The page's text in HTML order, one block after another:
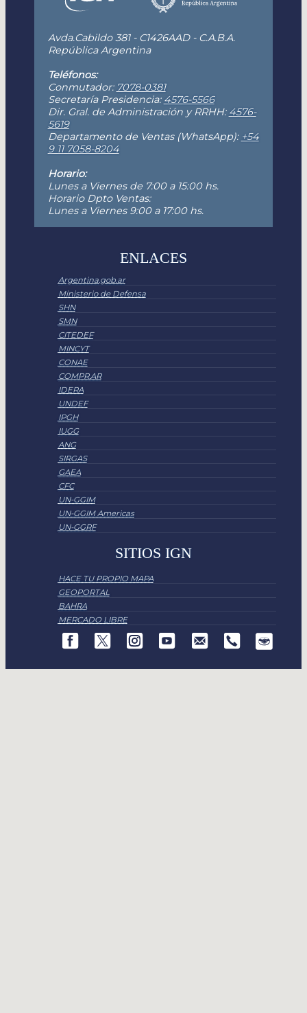
Avda.Cabildo 381 - C1426AAD - C.A.B.A.
República Argentina
Teléfonos:
Conmutador: 7078-0381
Secretaría Presidencia: 4576-5566
Dir. Gral. de Administración y RRHH: 4576-
5619
Departamento de Ventas (WhatsApp): +54
9 11 7058-8204
Horario:
Lunes a Viernes de 7:00 a 15:00 hs.
Horario Dpto Ventas:
Lunes a Viernes 9:00 a 17:00 hs.
ENLACES
Argentina.gob.ar
Ministerio de Defensa
SHN
SMN
CITEDEF
MINCYT
CONAE
COMPR.AR
IDERA
UNDEF
IPGH
IUGG
ANG
SIRGAS
GAEA
CFC
UN-GGIM
UN-GGIM Americas
UN-GGRF
SITIOS IGN
HACE TU PROPIO MAPA
GEOPORTAL
BAHRA
MERCADO LIBRE